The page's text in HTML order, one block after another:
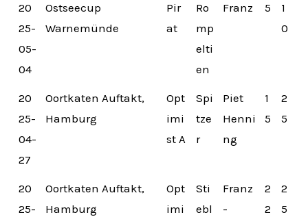
20
25-
05-
04
Ostseecup
Warnemünde
Pir
at
Ro
mp
elti
en
Franz 5
1
0
20
25-
04-
27
Oortkaten Auftakt,
Hamburg
Opt
imi
st A
Spi
tze
r
Piet
Henni
ng
1
5
2
5
20
25-
Oortkaten Auftakt,
Hamburg
Opt
imi
Sti
ebl
Franz
-
2
2
2
5